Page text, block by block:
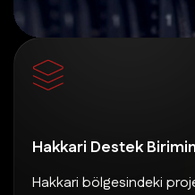
Hakkari Destek
Hakkari bölgesindeki